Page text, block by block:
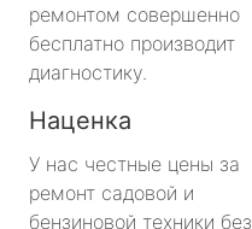
ремонтом совершенно
бесплатно производит
диагностику.
Наценка
У нас честные цены за
ремонт садовой и
бензиновой техники без